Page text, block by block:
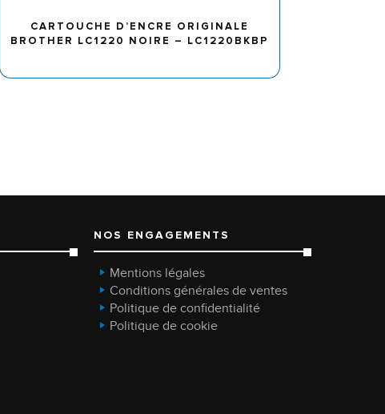
CARTOUCHE D’ENCRE ORIGINALE
BROTHER LC1220 NOIRE – LC1220BKBP
NOS ENGAGEMENTS
Mentions légales
Conditions générales de ventes
Politique de confidentialité
Politique de cookie